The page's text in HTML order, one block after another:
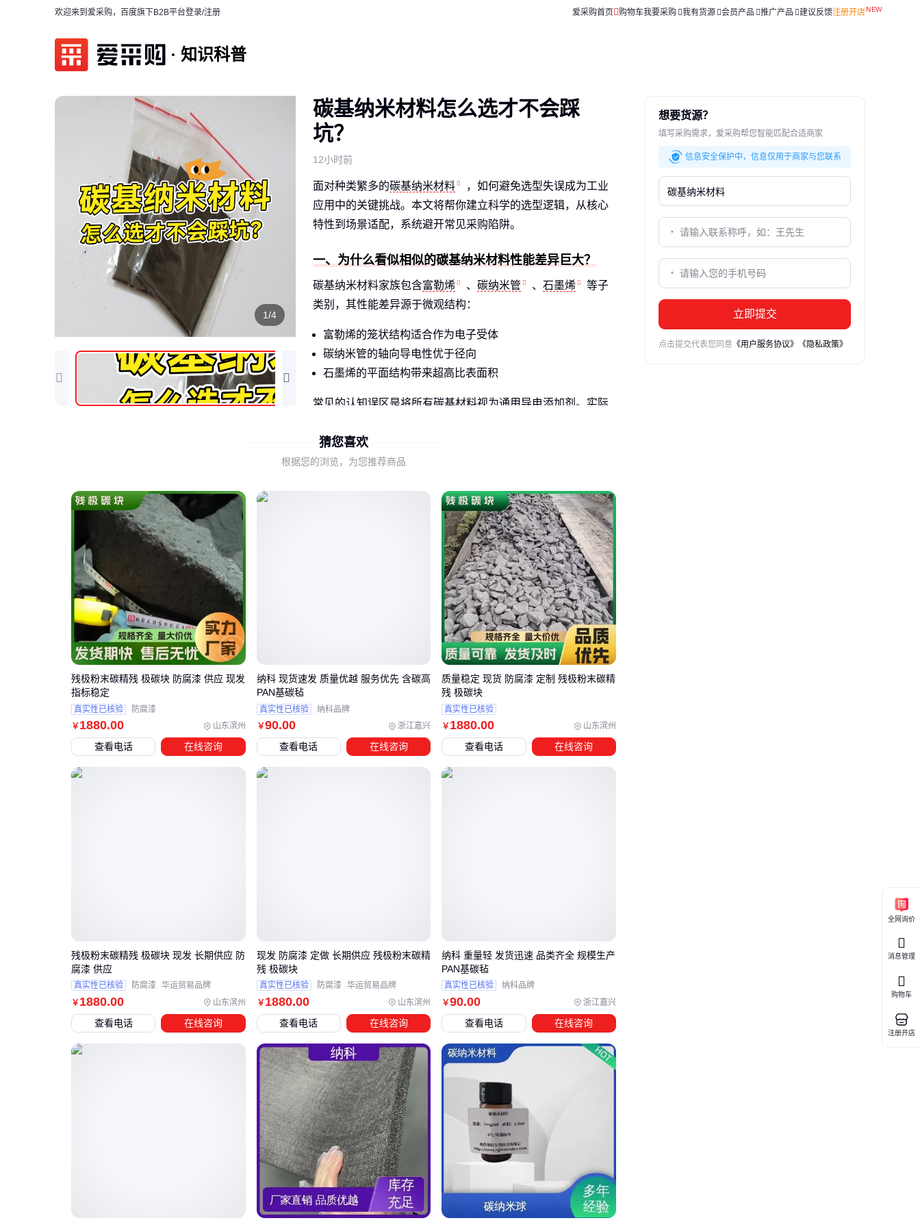
欢迎来到爱采购，百度旗下B2B平台登录/注册 爱采购首页 购物车我要采购 我有货源 会员产品 推广产品 建议反馈注册开店
知识科普
1/4
碳基纳米材料怎么选才不会踩
坑？
12小时前
面对种类繁多的碳基纳米材料
，如何避免选型失误成为工业
应用中的关键挑战。本文将帮你建立科学的选型逻辑，从核心
特性到场景适配，系统避开常见采购陷阱。
一、为什么看似相似的碳基纳米材料性能差异巨大？
碳基纳米材料家族包含富勒烯 、 碳纳米管 、 石墨烯
等子
类别，其性能差异源于微观结构：
富勒烯的笼状结构适合作为电子受体
碳纳米管的轴向导电性优于径向
石墨烯的平面结构带来超高比表面积
常见的认知误区是将所有碳基材料视为通用导电添加剂。实际
基
更适合气体吸附场景。
选型时需先明确：材料的核心功能是导电增强、机械补强还是
二、导电性与机械强度如何根据场景取舍？
高导电性材料在电池电极中能降低内阻，但若同时需要承受机
械应力，则需选择碳纳米管与石墨烯的复合体系。单纯追求单
一参数可能导致实际应用失效。
以催化剂载体为例：碳硼烷催化剂的活性位点分布要求基材具
有特定孔径结构，此时比表面积的重要性超过导电性。
建议建立需求优先级矩阵：先锁定核心功能指标，再评估次要
参数的容忍区间，最后考虑成本与工艺兼容性。
三、如何根据应用需求组合不同碳基纳米材料？
当单一碳基纳米材料无法满足复合性能需求时，合理的材料组
合往往能突破性能天花板。例如导电性要求高的电子封装场
，后者能有效抑制微裂纹扩展
柔性传感器：石墨烯与弹性体复合时掺入富勒烯，可提升应
催化载体：多壁碳纳米管与气凝胶颗粒组合，既保持高比表
面积又改善流体通过性
富勒烯类材料因其独特笼状结构，在以下场景中可作为性能调
节剂使用：
润滑油添加剂：油溶性C60能显著降低摩擦系数
光伏材料：C70的宽光谱吸收特性可提升器件光捕获效率
药物载体：水溶性富勒烯 衍生物具有优异的生物相容性
实施材料组合前，建议先通过小试验证界面相容性和工艺窗
口。例如碳化硅纳米线在高温烧结时可能与某些金属基体发生
猜您喜欢
根据您的浏览，为您推荐商品
￥ 1880.00 山东滨州
残极粉末碳精残 极碳块 防腐漆 供应 现发
指标稳定
真实性已核验 防腐漆
查看电话 在线咨询
￥90.00 浙江嘉兴
纳科 现货速发 质量优越 服务优先 含碳高
PAN基碳毡
真实性已核验 纳科品牌
查看电话 在线咨询
￥ 1880.00 山东滨州
质量稳定 现货 防腐漆 定制 残极粉末碳精
残 极碳块
真实性已核验
查看电话 在线咨询
￥ 1880.00 山东滨州
残极粉末碳精残 极碳块 现发 长期供应 防
腐漆 供应
真实性已核验 防腐漆 华运贸易品牌
查看电话 在线咨询
￥ 1880.00 山东滨州
现发 防腐漆 定做 长期供应 残极粉末碳精
残 极碳块
真实性已核验 防腐漆 华运贸易品牌
查看电话 在线咨询
￥90.00 浙江嘉兴
纳科 重量轻 发货迅速 品类齐全 规模生产
PAN基碳毡
真实性已核验 纳科品牌
查看电话 在线咨询
想要货源？
填写采购需求，爱采购帮您智能匹配合适商家
信息安全保护中，信息仅用于商家与您联系
立即提交
点击提交代表您同意 《用户服务协议》 《隐私政策》
全网询价
消息管理
购物车
注册开店